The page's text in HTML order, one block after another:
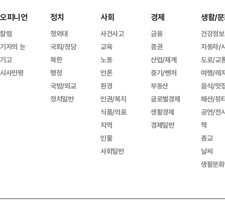
오피니언
칼럼
기자의 눈
기고
시사만평
정치
청와대
국회/정당
북한
행정
국방/외교
정치일반
사회
사건사고
교육
노동
언론
환경
인권/복지
식품/의료
지역
인물
사회일반
경제
금융
증권
산업/재계
중기/벤처
부동산
글로벌경제
생활경제
경제일반
생활/
건강정보
자동차/
도로/교
여행/레
음식/맛
패션/뷰
공연/전
책
종교
날씨
생활문